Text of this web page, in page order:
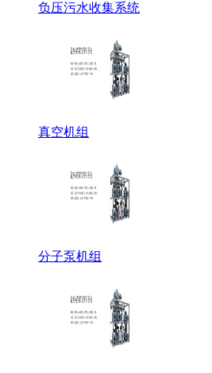
负压污水收集系统
真空机组
分子泵机组